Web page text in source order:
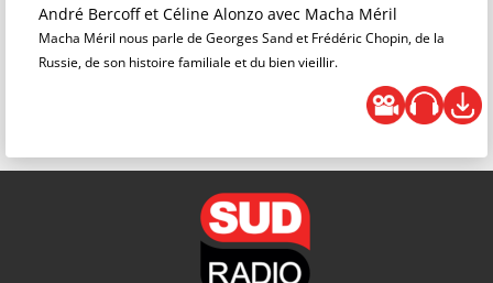
André Bercoff et Céline Alonzo avec Macha Méril
Macha Méril nous parle de Georges Sand et Frédéric Chopin, de la
Russie, de son histoire familiale et du bien vieillir.